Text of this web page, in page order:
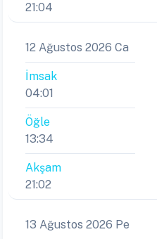
21:04
12 Ağustos 2026 Ca
İmsak
04:01
Öğle
13:34
Akşam
21:02
13 Ağustos 2026 Pe